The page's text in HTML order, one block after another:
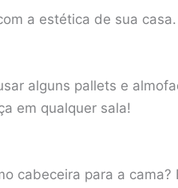
a estética de sua casa.
alguns pallets e
em qualquer sala!
cabeceira para a cama?